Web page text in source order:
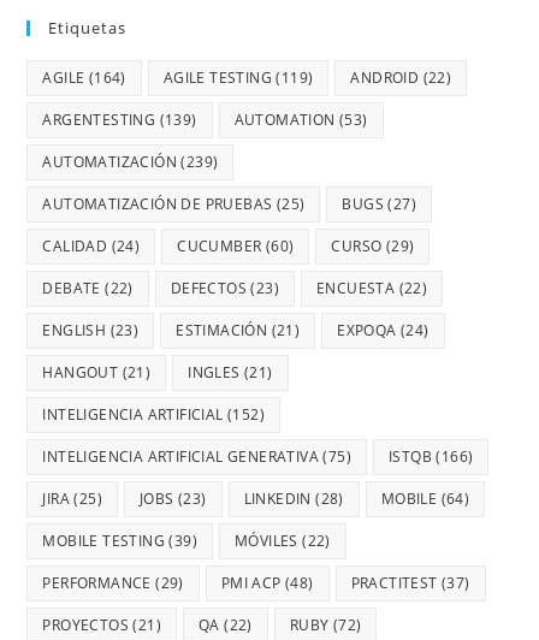
Etiquetas
AGILE (164) AGILE TESTING (119) ANDROID (22)
ARGENTESTING (139) AUTOMATION (53)
AUTOMATIZACIÓN (239)
AUTOMATIZACIÓN DE PRUEBAS (25) BUGS (27)
CALIDAD (24) CUCUMBER (60) CURSO (29)
DEBATE (22) DEFECTOS (23) ENCUESTA (22)
ENGLISH (23) ESTIMACIÓN (21) EXPOQA (24)
HANGOUT (21) INGLES (21)
INTELIGENCIA ARTIFICIAL (152)
INTELIGENCIA ARTIFICIAL GENERATIVA(75) ISTQB (166)
JIRA(25) JOBS (23) LINKEDIN (28) MOBILE (64)
MOBILE TESTING (39) MÓVILES (22)
PERFORMANCE (29) PMI ACP (48) PRACTITEST (37)
PROYECTOS (21) QA (22) RUBY (72)